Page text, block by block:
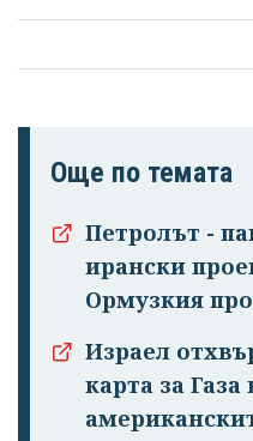
Още по темата
Петролът -
ирански
Ормузкия
Израел
карта за